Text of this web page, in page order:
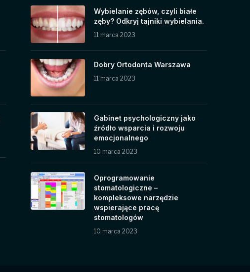
Wybielanie zębów, czyli białe
zęby? Odkryj tajniki wybielania.
11 marca 2023
Dobry Ortodonta Warszawa
11 marca 2023
Gabinet psychologiczny jako
źródło wsparcia i rozwoju
emocjonalnego
10 marca 2023
Oprogramowanie
stomatologiczne –
kompleksowe narzędzie
wspierające pracę
stomatologów
10 marca 2023